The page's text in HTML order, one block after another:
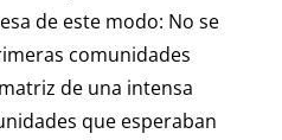
de este modo: No se
comunidades
de una intensa
que esperaban